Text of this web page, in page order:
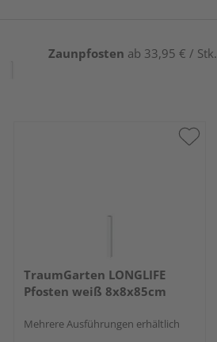
Zaunpfosten ab 33,95 € / Stk.
TraumGarten LONGLIFE
Pfosten weiß 8x8x85cm
Mehrere Ausführungen erhältlich